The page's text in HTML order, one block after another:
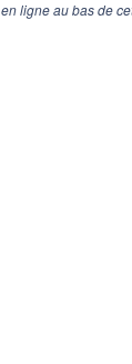
ligne au bas de